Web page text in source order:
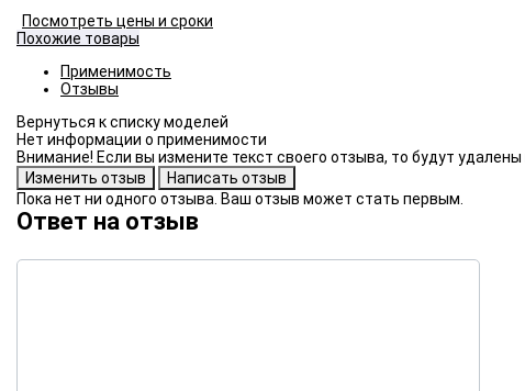
Посмотреть цены и сроки
Похожие товары
Применимость
Отзывы
Нет информации о применимости
Внимание! Если вы измените текст своего отзыва, то будут
Пока нет ни одного отзыва. Ваш отзыв может стать первым.
Ответ на отзыв